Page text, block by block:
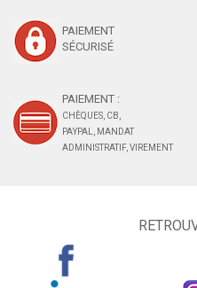
PAIEMENT
SÉCURISÉ
PAIEMENT :
CHÈQUES, CB,
PAYPAL, MANDAT
ADMINISTRATIF, VIREMENT